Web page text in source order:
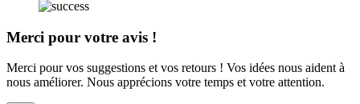
Merci pour votre avis !
Merci pour vos suggestions et vos retours ! Vos idées nous aident à
nous améliorer. Nous apprécions votre temps et votre attention.